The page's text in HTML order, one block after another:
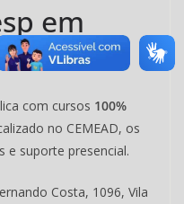
em
com cursos 100%
no CEMEAD, os
e suporte presencial.
Costa, 1096, Vila